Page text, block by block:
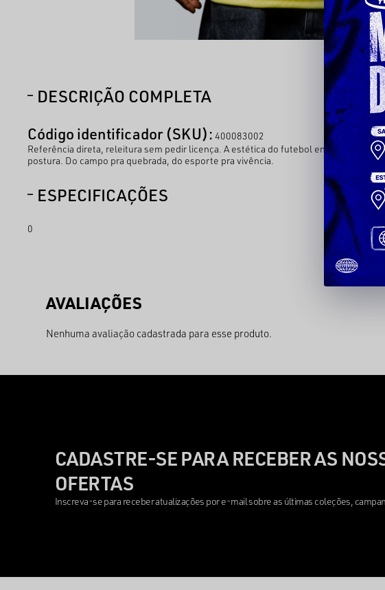
DESCRIÇÃO COMPLETA
Código identificador (SKU): 400083002
Referência direta, releitura sem pedir licença. A estética do futebol entra no jogo
postura. Do campo pra quebrada, do esporte pra vivência.
ESPECIFICAÇÕES
0
Nenhuma avaliação cadastrada para esse produto.
CADASTRE-SE PARA RECEBER AS
OFERTAS
Inscreva-se para receber atualizações por e-mail sobre as últimas coleções,